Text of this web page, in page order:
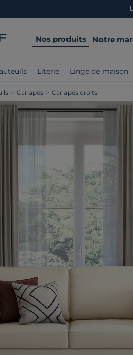
Nos produits Notre
Literie Linge de maison
> Canapés > Canapés droits